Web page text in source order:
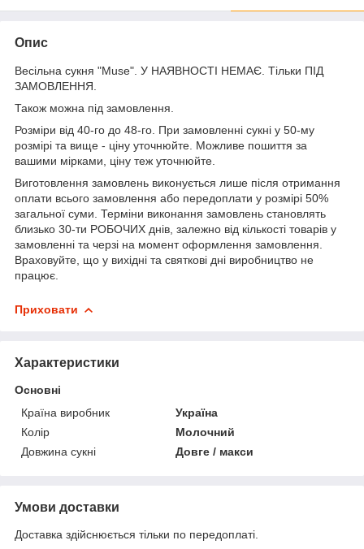
Опис
Весільна сукня "Muse". У НАЯВНОСТІ НЕМАЄ. Тільки ПІД
ЗАМОВЛЕННЯ.
Також можна під замовлення.
Розміри від 40-го до 48-го. При замовленні сукні у 50-му
розмірі та вище - ціну уточнюйте. Можливе пошиття за
вашими мірками, ціну теж уточнюйте.
Виготовлення замовлень виконується лише після отримання
оплати всього замовлення або передоплати у розмірі 50%
загальної суми. Терміни виконання замовлень становлять
близько 30-ти РОБОЧИХ днів, залежно від кількості товарів у
замовленні та черзі на момент оформлення замовлення.
Враховуйте, що у вихідні та святкові дні виробництво не
працює.
Приховати
Характеристики
Основні
Країна виробник
Україна
Колір
Молочний
Довжина сукні
Довге / макси
Умови доставки
Доставка здійснюється тільки по передоплаті.